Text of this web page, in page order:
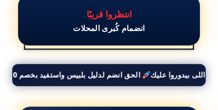
بخصم خاص
انتظروا قريبًا
انضمام كُبرى المحلات
الحق انضم لدليل بلبيس واستفيد بخصم 50% وأوصل لكل العملاء اللى بيدوروا عليك